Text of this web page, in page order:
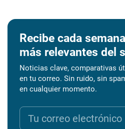
Recibe cada
más relevantes del
Noticias clave, comparativas
en tu correo. Sin ruido, sin
en cualquier momento.